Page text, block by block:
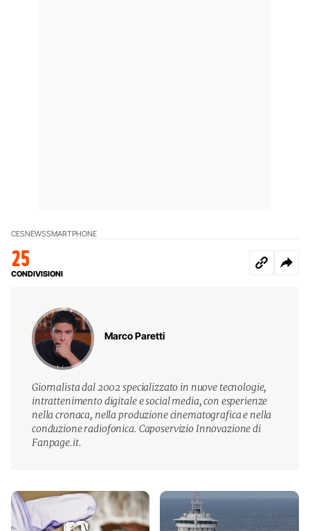
CESNEWSSMARTPHONE
25
CONDIVISIONI
Marco Paretti
Giornalista dal 2002 specializzato in nuove tecnologie,
intrattenimento digitale e social media, con esperienze
nella cronaca, nella produzione cinematografica e nella
conduzione radiofonica. Caposervizio Innovazione di
Fanpage.it.